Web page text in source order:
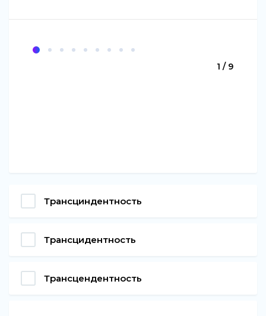
1 / 9
Трансциндентность
Трансцидентность
Трансцендентность